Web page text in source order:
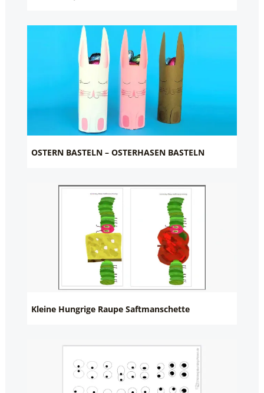
OSTERN BASTELN – OSTERHASEN BASTELN
Kleine Hungrige Raupe Saftmanschette